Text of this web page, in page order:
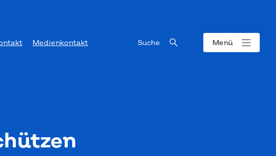
Medienkontakt Suche Menü